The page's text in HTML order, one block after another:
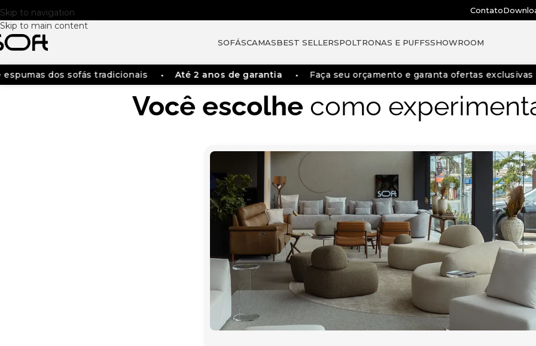
Skip to navigation
Skip to main content
Contato
SOFÁSCAMASBEST SELLERSPOLTRONAS E PUFFSSHOWROOM
dos sofás tradicionais Até 2 anos de garantia Faça seu orçamento e garanta ofertas exclusivas
Você escolhe como